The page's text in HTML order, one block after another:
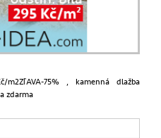
75% , kamenná dlažba
zdarma